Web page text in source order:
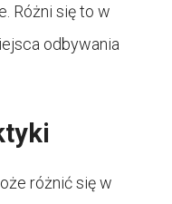
Różni się to w
odbywania
różnić się w